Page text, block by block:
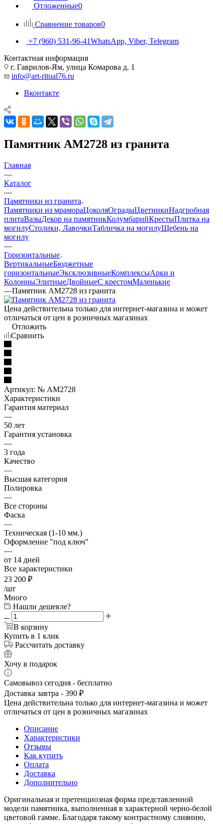
Отложенные0
Сравнение товаров0
+7 (960) 531-96-41WhatsApp, Viber, Telegram
Контактная информация
г. Гаврилов-Ям, улица Комарова д. 1
info@art-ritual76.ru
Вконтакте
Памятник AM2728 из гранита
Главная
—
Каталог
—
Памятники из гранита
Памятники из мрамораЦоколяОградыЦветникиНадгробная
плитаВазыДекор на памятникКолумбарийКрестыПлитка на
могилуСтолики, ЛавочкиТабличка на могилуЩебень на
могилу
—
Горизонтальные
ВертикальныеБюджетные
горизонтальныеЭксклюзивныеКомплексыАрки и
КолонныЭлитныеДвойныеС крестомМаленькие
—Памятник AM2728 из гранита
Цена действительна только для интернет-магазина и может
отличаться от цен в розничных магазинах
Отложить
Сравнить
Артикул: № AM2728
Характеристики
Гарантия материал
—
50 лет
Гарантия установка
—
3 года
Качество
—
Высшая категория
Полировка
—
Все стороны
Фаска
—
Техническая (1-10 мм.)
Оформление "под ключ"
—
от 14 дней
Все характеристики
23 200 ₽
/шт
Много
Нашли дешевле?
В корзину
Купить в 1 клик
Рассчитать доставку
Хочу в подарок
Самовывоз сегодня - бесплатно
Доставка завтра - 390 ₽
Цена действительна только для интернет-магазина и может
отличаться от цен в розничных магазинах
Описание
Характеристики
Отзывы
Как купить
Оплата
Доставка
Дополнительно
Оригинальная и претенциозная форма представленной
модели памятника, выполненная в характерной черно-белой
цветовой гамме. Благодаря такому контрастному слиянию,